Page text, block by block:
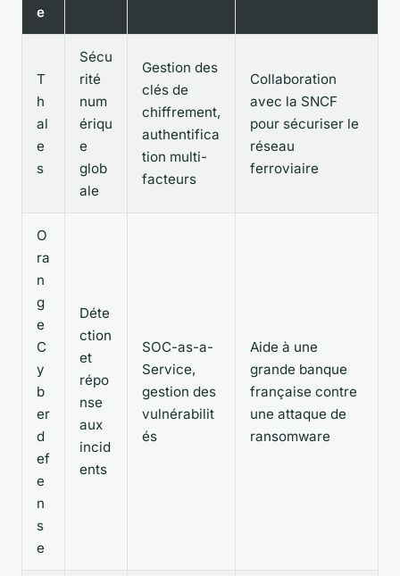
e
T
h
al
e
s
Sécu
rité
num
ériqu
e
glob
ale
Gestion des
clés de
chiffrement,
authentifica
tion multi-
facteurs
Collaboration
avec la SNCF
pour sécuriser le
réseau
ferroviaire
O
ra
n
g
e
C
y
b
er
d
ef
e
n
s
e
Déte
ction
et
répo
nse
aux
incid
ents
SOC-as-a-
Service,
gestion des
vulnérabilit
és
Aide à une
grande banque
française contre
une attaque de
ransomware